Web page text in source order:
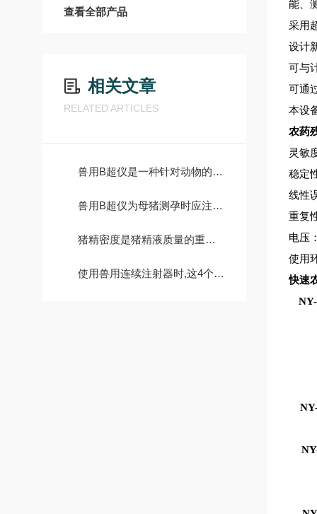
查看全部产品
相关文章
RELATED ARTICLES
兽用B超仪是一种针对动物的超声波检测仪器
兽用B超仪为母猪测孕时应注意的5大事项
猪精密度是猪精液质量的重要指标之一
使用兽用连续注射器时,这4个注意事项您注意了吗?
能、
采用
设计
可与
可通
本设
农药
灵敏
稳定
线性
重复
电压
使用
快速
NY-